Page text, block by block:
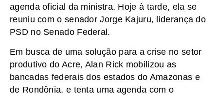
agenda oficial da ministra. Hoje à tarde, ela se
reuniu com o senador Jorge Kajuru, liderança do
PSD no Senado Federal.
Em busca de uma solução para a crise no setor
produtivo do Acre, Alan Rick mobilizou as
bancadas federais dos estados do Amazonas e
de Rondônia, e tenta uma agenda com o